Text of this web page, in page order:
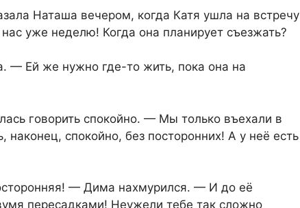
Наташа вечером, когда Катя ушла на встречу
уже неделю! Когда она планирует съезжать?
Ей же нужно где-то жить, пока она на
говорить спокойно. — Мы только въехали в
спокойно, без посторонних! А у неё есть
— Дима нахмурился. — И до её
пересадками! Неужели тебе так сложно